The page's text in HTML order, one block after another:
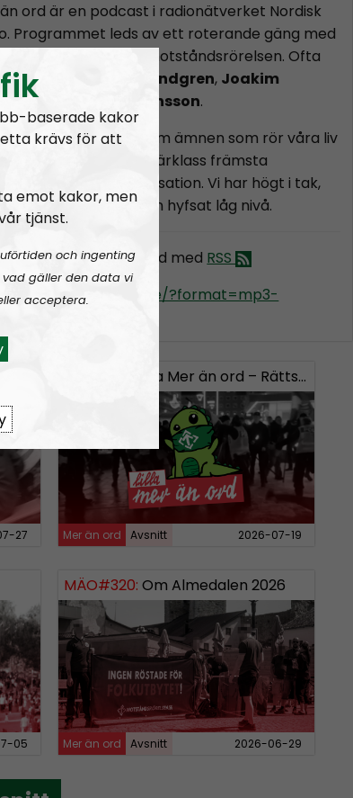
ord är en podcast i radionätverket Nordisk
Programmet leds av ett roterande gäng med
från Nordiska motståndsrörelsen. Ofta
exempelvis
Lukas Lindgren, Joakim
och Marcus Hansson.
för det mesta om ämnen som rör våra liv
i världens i särklass främsta
organisation. Vi har högt i tak,
försöker ändå hålla en hyfsat låg nivå.
på Mer än ord med RSS
https://nordiskradio.se/?format=mp3-
27
Lilla Mer än ord – Rättsväsendet & politiska fångar
Mer än ord Avsnitt 2026-07-19
05
MÄO#320: Om Almedalen 2026
Mer än ord Avsnitt 2026-06-29
baserade kakor
krävs för att
emot kakor, men
tjänst.
och ingenting
gäller den data vi
acceptera.